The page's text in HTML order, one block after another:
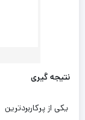
نتیجه گیری
یکی از پرکاربردترین